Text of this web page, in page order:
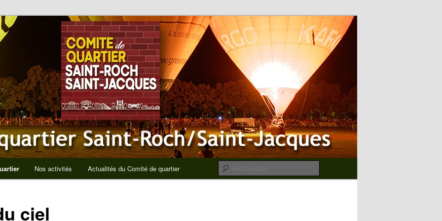
Saint-Roch Saint-Jacques
Nos activités Actualités du Comité de quartier
ciel